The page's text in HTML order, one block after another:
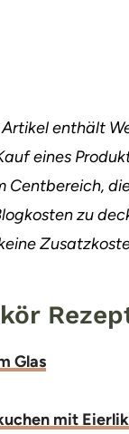
enthält
eines
Centbereich,
zu
Glas
mit